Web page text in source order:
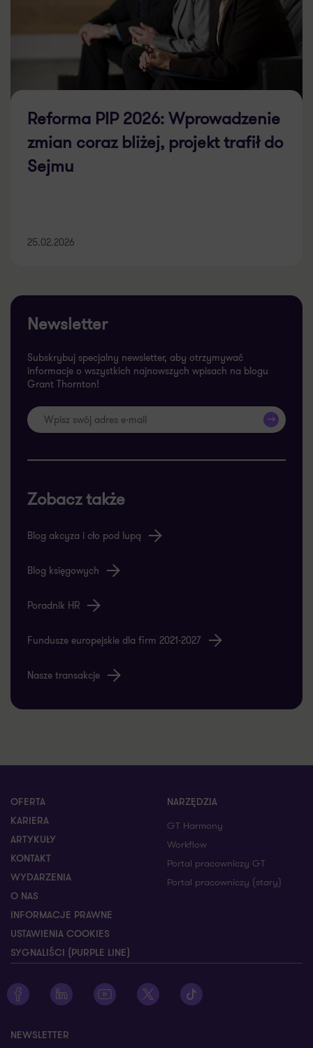
Reforma PIP 2026: Wprowadzenie
zmian coraz bliżej, projekt trafił do
Sejmu
25.02.2026
Newsletter
Subskrybuj specjalny newsletter, aby otrzymywać
informacje o wszystkich najnowszych wpisach na blogu
Grant Thornton!
>>
Zobacz także
Blog akcyza i cło pod lupą
Blog księgowych
Poradnik HR
Fundusze europejskie dla firm 2021-2027
Nasze transakcje
OFERTA
KARIERA
ARTYKUŁY
KONTAKT
WYDARZENIA
O NAS
INFORMACJE PRAWNE
USTAWIENIA COOKIES
SYGNALIŚCI (PURPLE LINE)
NARZĘDZIA
GT Harmony
Workflow
Portal pracowniczy GT
Portal pracowniczy (stary)
Zobacz profil Grant Thornton na Facebooku
Zobacz profil Grant Thornton na LinkedIn
Zobacz profil Grant Thornton na YouTube
Zobacz profil Grant Thornton na X
Zobacz profil Grant
NEWSLETTER